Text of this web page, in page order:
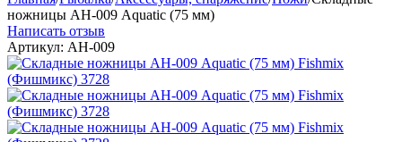
ножницы АН-009 Aquatic (75 мм)
Написать отзыв
Артикул: АН-009